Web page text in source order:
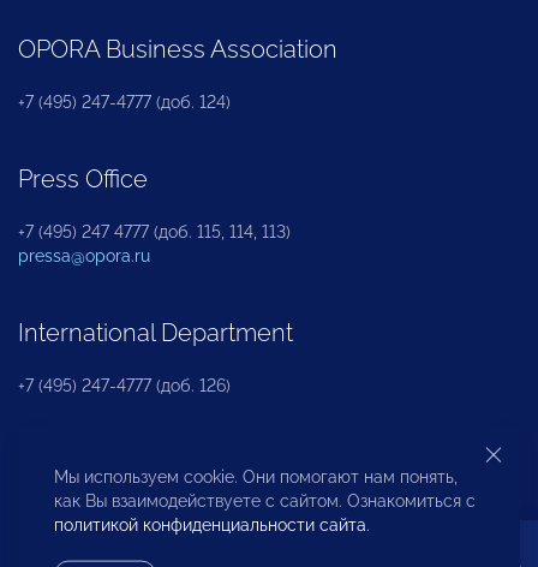
OPORA Business Association
+7 (495) 247-4777 (доб. 124)
Press Office
+7 (495) 247 4777 (доб. 115, 114, 113)
pressa@opora.ru
International Department
+7 (495) 247-4777 (доб. 126)
Business and Investment Rights Protection
Department
Мы используем cookie. Они помогают нам понять,
как Вы взаимодействуете с сайтом. Ознакомиться с
политикой конфиденциальности сайта.